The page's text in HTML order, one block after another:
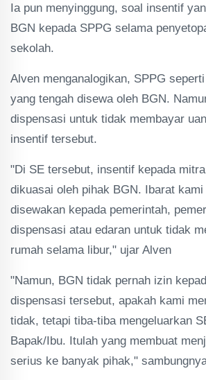
Ia pun menyinggung, soal insentif
BGN kepada SPPG selama
sekolah.
Alven menganalogikan, SPPG
yang tengah disewa oleh BGN.
dispensasi untuk tidak membayar
insentif tersebut.
"Di SE tersebut, insentif kepada
dikuasai oleh pihak BGN. Ibarat
disewakan kepada pemerintah,
dispensasi atau edaran untuk tidak
rumah selama libur," ujar Alven
"Namun, BGN tidak pernah izin
dispensasi tersebut, apakah kami
tidak, tetapi tiba-tiba mengeluarkan
Bapak/Ibu. Itulah yang membuat
serius ke banyak pihak,"